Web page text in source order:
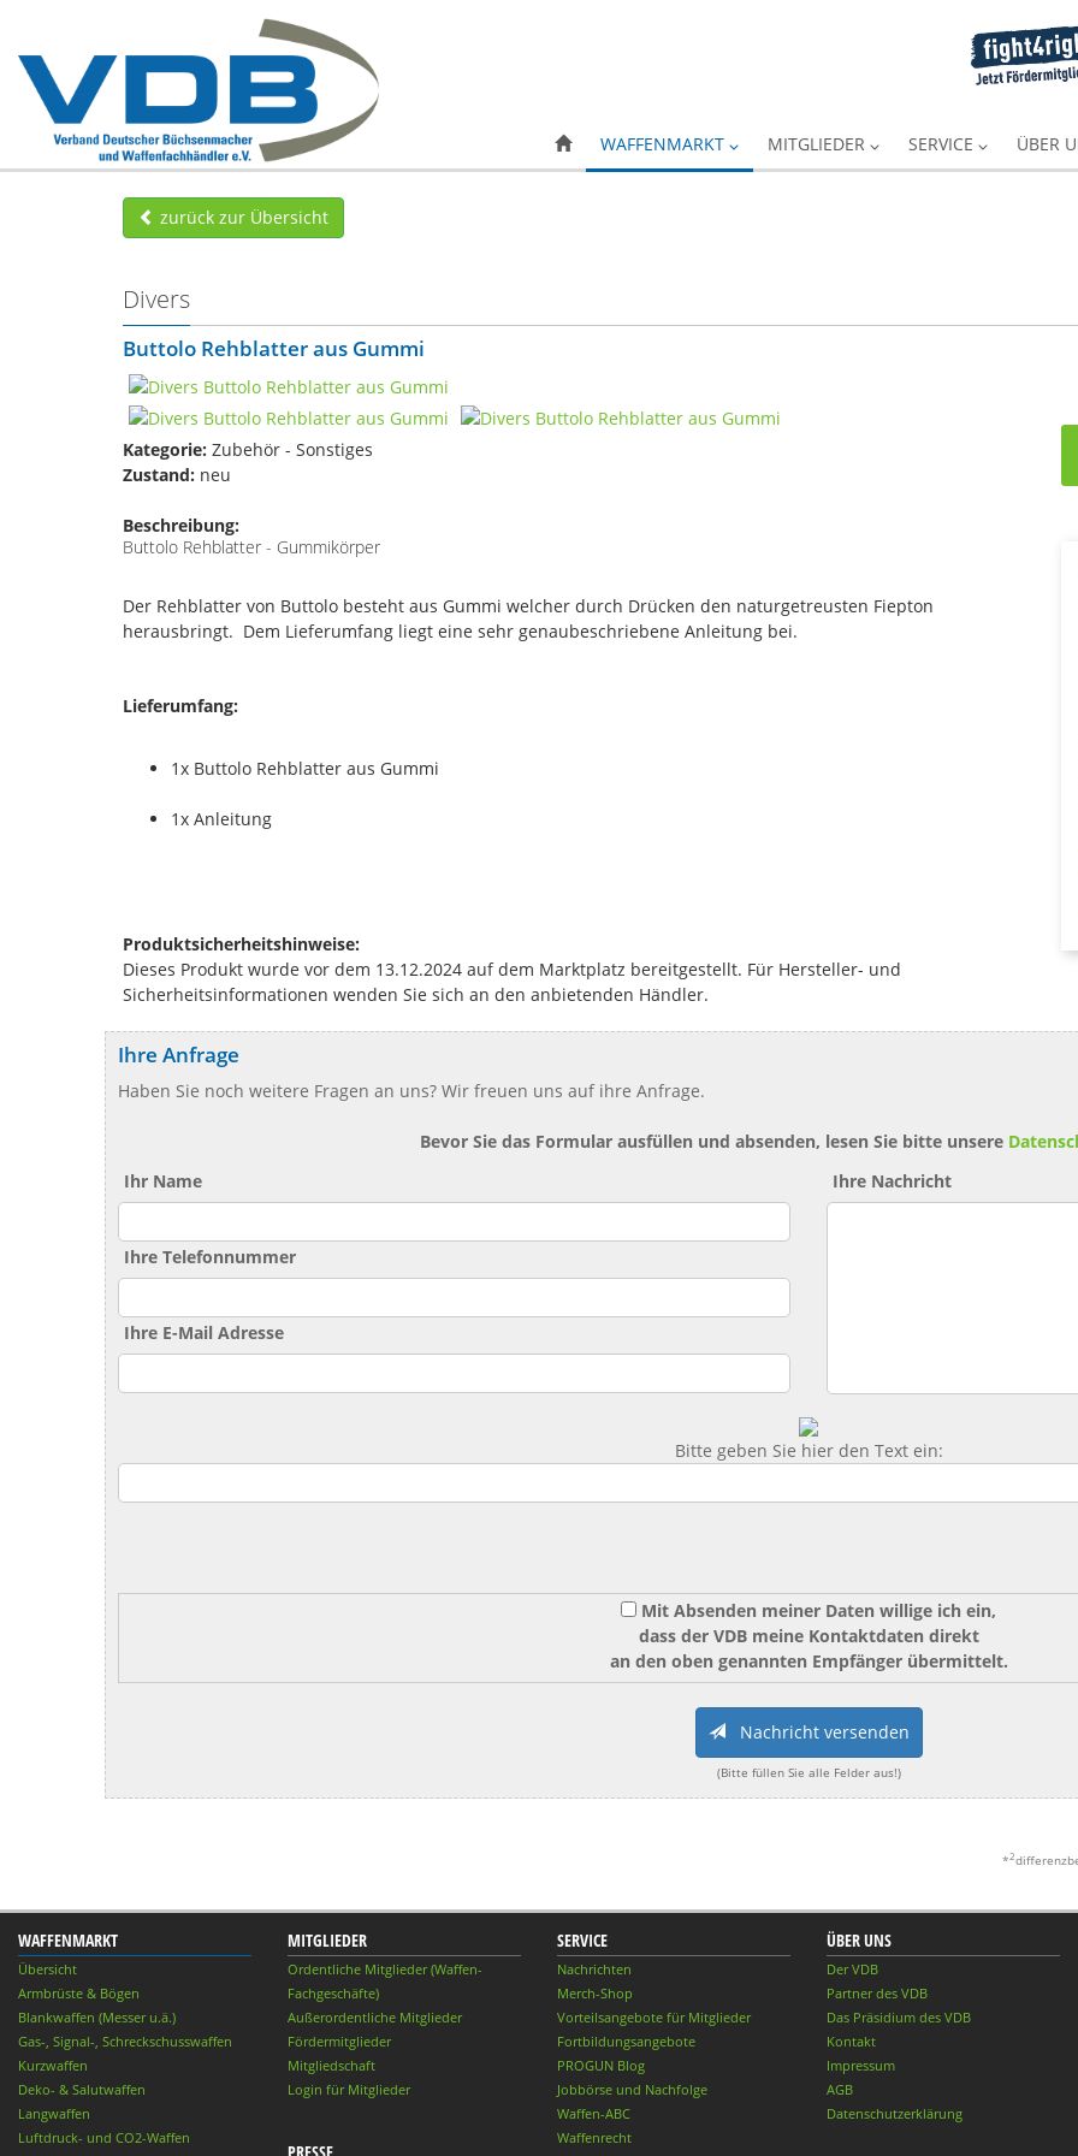
WAFFENMARKT MITGLIEDER SERVICE ÜBER
zurück zur Übersicht
Divers
Buttolo Rehblatter aus Gummi
Kategorie: Zubehör - Sonstiges
Zustand: neu
Beschreibung:
Buttolo Rehblatter - Gummikörper
Der Rehblatter von Buttolo besteht aus Gummi welcher durch Drücken den naturgetreusten Fiepton
herausbringt. Dem Lieferumfang liegt eine sehr genaubeschriebene Anleitung bei.
Lieferumfang:
1x Buttolo Rehblatter aus Gummi
1x Anleitung
Produktsicherheitshinweise:
Dieses Produkt wurde vor dem 13.12.2024 auf dem Marktplatz bereitgestellt. Für Hersteller- und
Sicherheitsinformationen wenden Sie sich an den anbietenden Händler.
Ihre Anfrage
Haben Sie noch weitere Fragen an uns? Wir freuen uns auf ihre Anfrage.
Bevor Sie das Formular ausfüllen und absenden, lesen Sie bitte unsere
Ihr Name
Ihre Telefonnummer
Ihre E-Mail Adresse
Ihre Nachricht
Bitte geben Sie hier den Text ein:
Mit Absenden meiner Daten willige ich ein,
dass der VDB meine Kontaktdaten direkt
an den oben genannten Empfänger übermittelt.
Nachricht versenden
(Bitte füllen Sie alle Felder aus!)
*2
WAFFENMARKT
Übersicht
Armbrüste & Bögen
Blankwaffen (Messer u.ä.)
Gas-, Signal-, Schreckschusswaffen
Kurzwaffen
Deko- & Salutwaffen
Langwaffen
Luftdruck- und CO2-Waffen
MITGLIEDER
Ordentliche Mitglieder (Waffen-
Fachgeschäfte)
Außerordentliche Mitglieder
Fördermitglieder
Mitgliedschaft
Login für Mitglieder
SERVICE
Nachrichten
Merch-Shop
Vorteilsangebote für Mitglieder
Fortbildungsangebote
PROGUN Blog
Jobbörse und Nachfolge
Waffen-ABC
Waffenrecht
ÜBER UNS
Der VDB
Partner des VDB
Das Präsidium des VDB
Kontakt
Impressum
AGB
Datenschutzerklärung